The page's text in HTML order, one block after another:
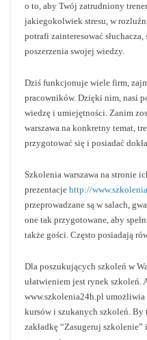
o to, aby Twój zatrudniony
jakiegokolwiek stresu, w
potrafi zainteresować
poszerzenia swojej wiedzy.
Dziś funkcjonuje wiele firm,
pracowników. Dzięki nim, nasi
wiedzę i umiejętności. Zanim
warszawa na konkretny temat,
przygotować się i posiadać
Szkolenia warszawa na stronie
prezentacje http://
przeprowadzane są w salach,
one tak przygotowane, aby
także gości. Często posiadają
Dla poszukujących szkoleń w
ułatwieniem jest rynek szkoleń.
www.szkolenia24h.pl
kursów i szukanych szkoleń. By
zakładkę “Zasugeruj